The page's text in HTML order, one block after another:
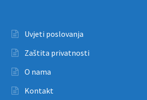
Uvjeti poslovanja
Zaštita privatnosti
O nama
Kontakt